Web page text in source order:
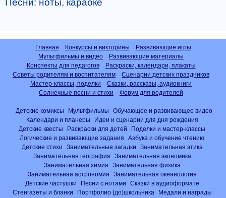
Песни: ноты, караоке
Главная Конкурсы и викторины
Развивающие игры
Мультфильмы и видео
Развивающие материалы
Конспекты для педагогов
Раскраски, календари, плакаты
Советы родителям и воспитателям
Сценарии детских праздников
Мастер-классы, поделки
Сказки, рассказы, аудиокниги
Солнечные песни и стихи
Форум для родителей
Детские комиксы Мультфильмы
Обучающее и развивающее видео
Календари и планеры
Идеи и сценарии для дня рождения
Детские квесты
Раскраски для детей
Поделки и мастер-классы
Логические и развивающие задания
Азбука и обучение чтению
Детские стихи
Занимательные загадки
Занимательная этика
Занимательная география
Занимательная экономика
Занимательная химия
Занимательная физика
Занимательная астрономия
Занимательная океанология
Детские частушки
Песни с нотами
Сказки в аудиоформате
Стенгазеты и бланки
Портфолио (до)школьника Медали и награды